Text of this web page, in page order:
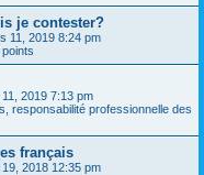
je contester?
11, 2019 8:24 pm
2019 7:13 pm
responsabilité professionnelle des
français
2018 12:35 pm